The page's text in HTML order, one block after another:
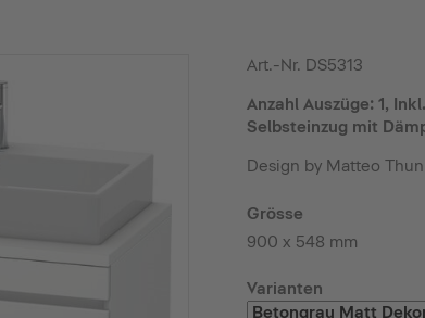
Art.-Nr. DS5313
Anzahl Auszüge: 1,
Selbsteinzug mit
Design by Matteo
Grösse
900 x 548 mm
Varianten